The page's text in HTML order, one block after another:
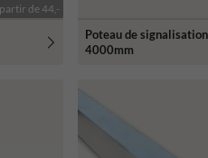
de 44,-
Poteau de
4000mm